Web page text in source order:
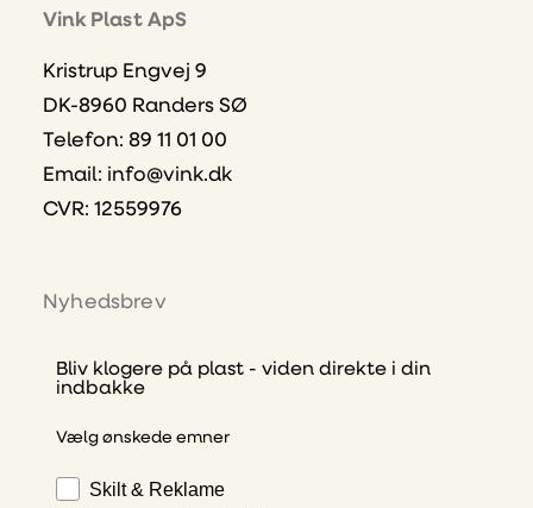
Vink Plast ApS
Kristrup Engvej 9
DK-8960 Randers SØ
Telefon: 89 11 01 00
Email: info@vink.dk
CVR: 12559976
Nyhedsbrev
Bliv klogere på plast - viden direkte i din
indbakke
Vælg ønskede emner
Skilt & Reklame